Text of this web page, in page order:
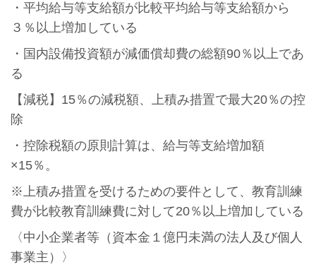
・平均給与等支給額が比較平均給与等支給額から
３％以上増加している
・国内設備投資額が減価償却費の総額90％以上であ
る
【減税】15％の減税額、上積み措置で最大20％の控
除
・控除税額の原則計算は、給与等支給増加額
×15％。
※上積み措置を受けるための要件として、教育訓練
費が比較教育訓練費に対して20％以上増加している
〈中小企業者等（資本金１億円未満の法人及び個人
事業主）〉